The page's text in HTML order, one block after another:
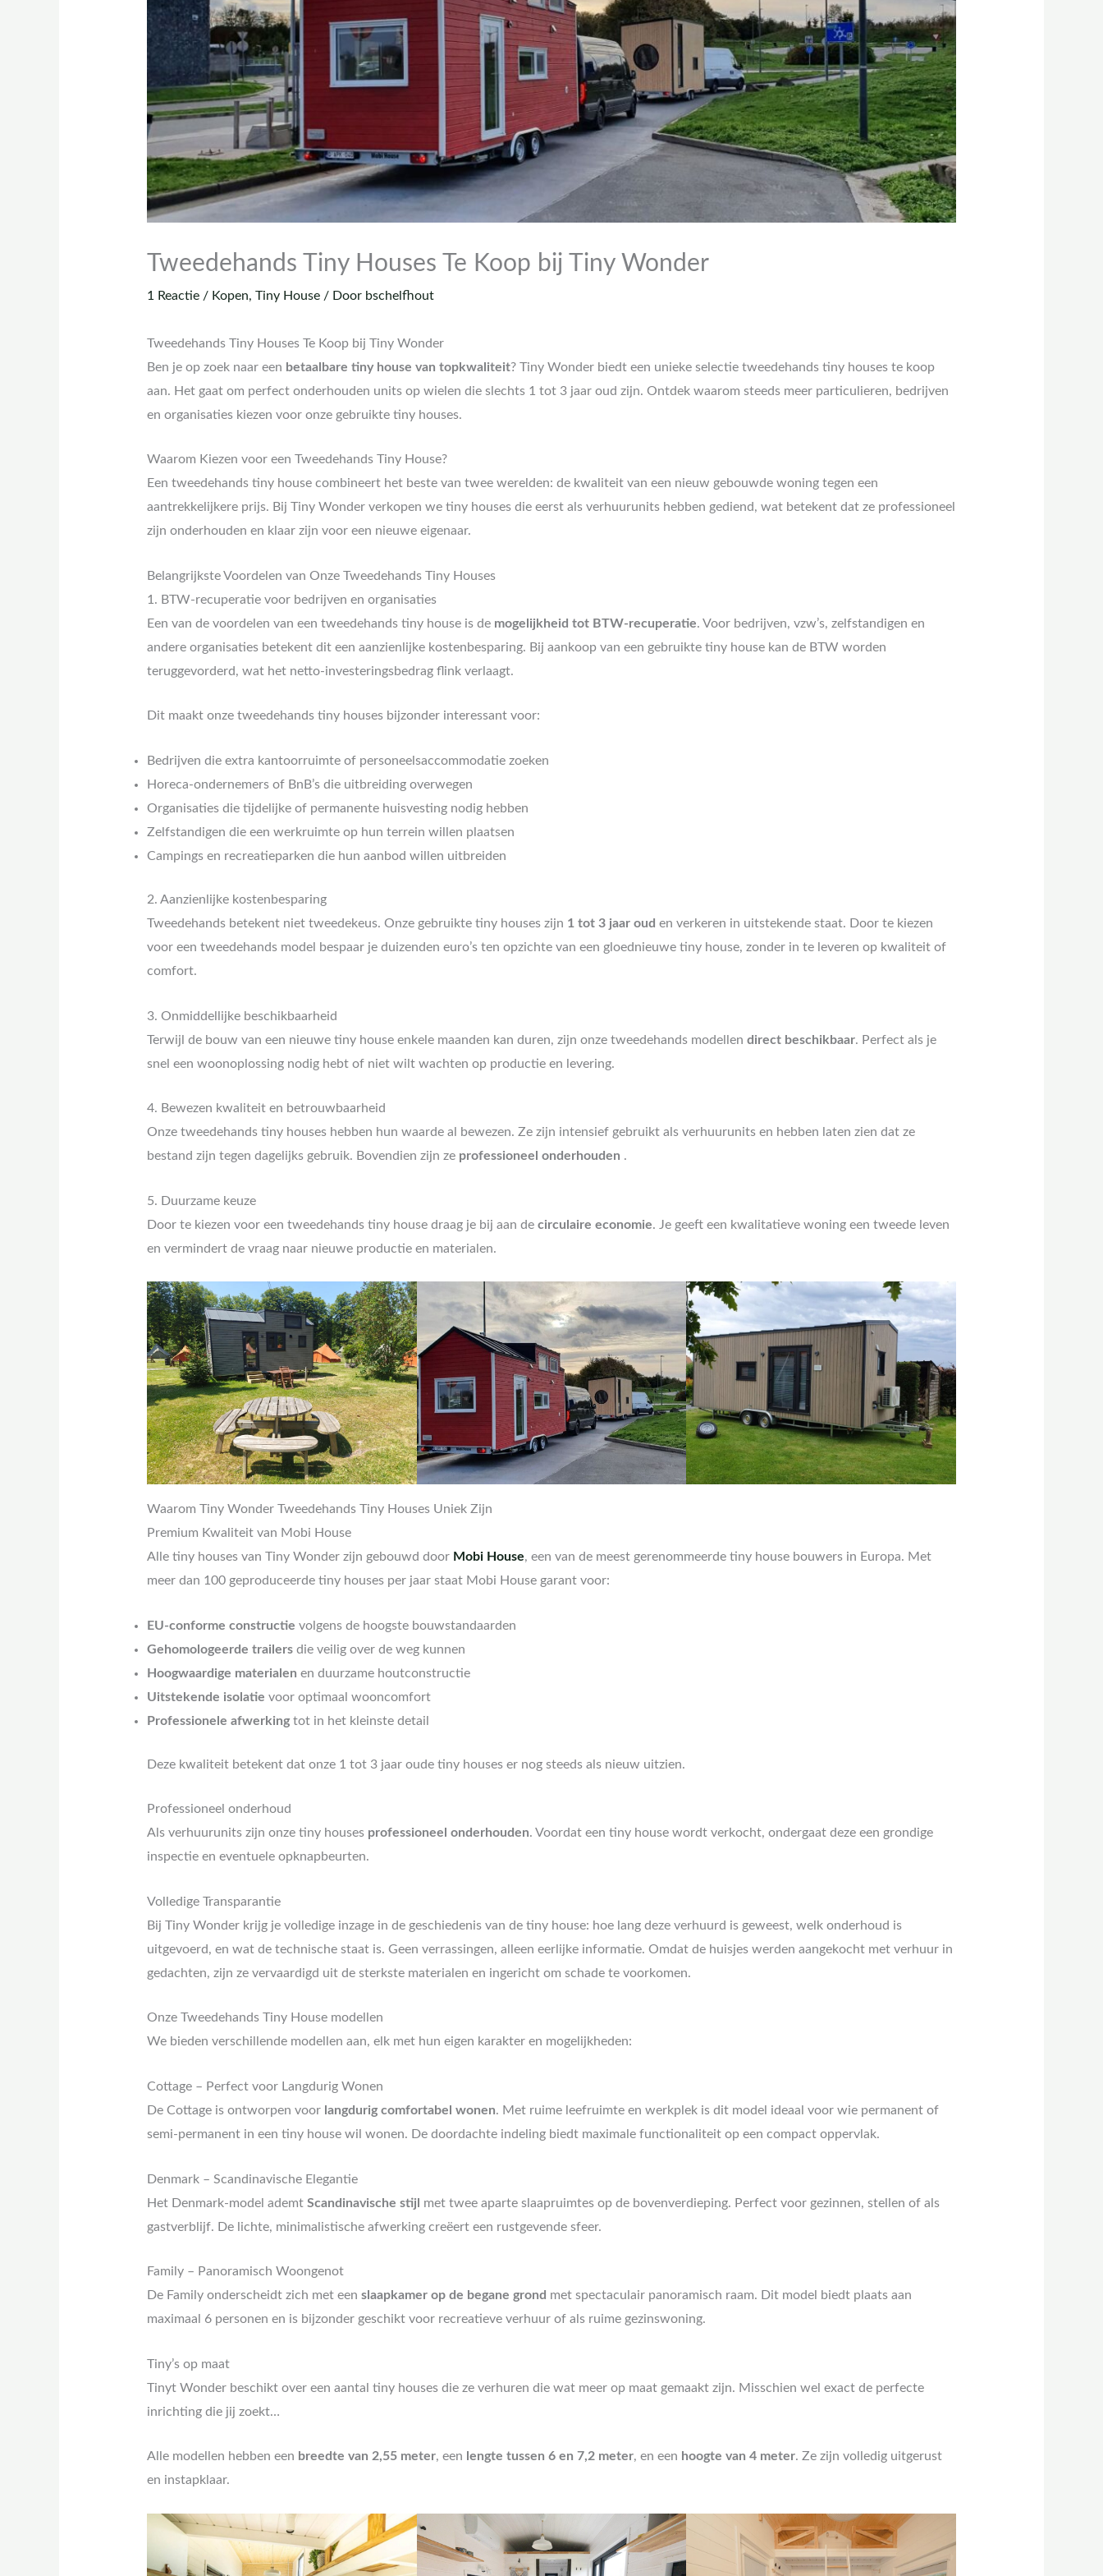
Tweedehands Tiny Houses Te Koop bij Tiny Wonder
1 Reactie / Kopen, Tiny House/ Door bschelfhout
Tweedehands Tiny Houses Te Koop bij Tiny Wonder
Ben je op zoek naar een betaalbare tiny house van topkwaliteit? Tiny Wonder biedt een unieke selectie tweedehands tiny houses te koop
aan. Het gaat om perfect onderhouden units op wielen die slechts 1 tot 3 jaar oud zijn. Ontdek waarom steeds meer particulieren, bedrijven
en organisaties kiezen voor onze gebruikte tiny houses.
Waarom Kiezen voor een Tweedehands Tiny House?
Een tweedehands tiny house combineert het beste van twee werelden: de kwaliteit van een nieuw gebouwde woning tegen een
aantrekkelijkere prijs. Bij Tiny Wonder verkopen we tiny houses die eerst als verhuurunits hebben gediend, wat betekent dat ze professioneel
zijn onderhouden en klaar zijn voor een nieuwe eigenaar.
Belangrijkste Voordelen van Onze Tweedehands Tiny Houses
1. BTW-recuperatie voor bedrijven en organisaties
Een van de voordelen van een tweedehands tiny house is de mogelijkheid tot BTW-recuperatie. Voor bedrijven, vzw’s, zelfstandigen en
andere organisaties betekent dit een aanzienlijke kostenbesparing. Bij aankoop van een gebruikte tiny house kan de BTW worden
teruggevorderd, wat het netto-investeringsbedrag flink verlaagt.
Dit maakt onze tweedehands tiny houses bijzonder interessant voor:
Bedrijven die extra kantoorruimte of personeelsaccommodatie zoeken
Horeca-ondernemers of BnB’s die uitbreiding overwegen
Organisaties die tijdelijke of permanente huisvesting nodig hebben
Zelfstandigen die een werkruimte op hun terrein willen plaatsen
Campings en recreatieparken die hun aanbod willen uitbreiden
2. Aanzienlijke kostenbesparing
Tweedehands betekent niet tweedekeus. Onze gebruikte tiny houses zijn 1 tot 3 jaar oud en verkeren in uitstekende staat. Door te kiezen
voor een tweedehands model bespaar je duizenden euro’s ten opzichte van een gloednieuwe tiny house, zonder in te leveren op kwaliteit of
comfort.
3. Onmiddellijke beschikbaarheid
Terwijl de bouw van een nieuwe tiny house enkele maanden kan duren, zijn onze tweedehands modellen direct beschikbaar. Perfect als je
snel een woonoplossing nodig hebt of niet wilt wachten op productie en levering.
4. Bewezen kwaliteit en betrouwbaarheid
Onze tweedehands tiny houses hebben hun waarde al bewezen. Ze zijn intensief gebruikt als verhuurunits en hebben laten zien dat ze
bestand zijn tegen dagelijks gebruik. Bovendien zijn ze professioneel onderhouden .
5. Duurzame keuze
Door te kiezen voor een tweedehands tiny house draag je bij aan de circulaire economie. Je geeft een kwalitatieve woning een tweede leven
en vermindert de vraag naar nieuwe productie en materialen.
Waarom Tiny Wonder Tweedehands Tiny Houses Uniek Zijn
Premium Kwaliteit van Mobi House
Alle tiny houses van Tiny Wonder zijn gebouwd door Mobi House, een van de meest gerenommeerde tiny house bouwers in Europa. Met
meer dan 100 geproduceerde tiny houses per jaar staat Mobi House garant voor:
EU-conforme constructie volgens de hoogste bouwstandaarden
Gehomologeerde trailersdie veilig over de weg kunnen
Hoogwaardige materialen en duurzame houtconstructie
Uitstekende isolatie voor optimaal wooncomfort
Professionele afwerkingtot in het kleinste detail
Deze kwaliteit betekent dat onze 1 tot 3 jaar oude tiny houses er nog steeds als nieuw uitzien.
Professioneel onderhoud
Als verhuurunits zijn onze tiny houses professioneel onderhouden. Voordat een tiny house wordt verkocht, ondergaat deze een grondige
inspectie en eventuele opknapbeurten.
Volledige Transparantie
Bij Tiny Wonder krijg je volledige inzage in de geschiedenis van de tiny house: hoe lang deze verhuurd is geweest, welk onderhoud is
uitgevoerd, en wat de technische staat is. Geen verrassingen, alleen eerlijke informatie. Omdat de huisjes werden aangekocht met verhuur in
gedachten, zijn ze vervaardigd uit de sterkste materialen en ingericht om schade te voorkomen.
Onze Tweedehands Tiny House modellen
We bieden verschillende modellen aan, elk met hun eigen karakter en mogelijkheden:
Cottage – Perfect voor Langdurig Wonen
De Cottage is ontworpen voor langdurig comfortabel wonen. Met ruime leefruimte en werkplek is dit model ideaal voor wie permanent of
semi-permanent in een tiny house wil wonen. De doordachte indeling biedt maximale functionaliteit op een compact oppervlak.
Denmark – Scandinavische Elegantie
Het Denmark-model ademt Scandinavische stijl
met twee aparte slaapruimtes op de bovenverdieping. Perfect voor gezinnen, stellen of als
gastverblijf. De lichte, minimalistische afwerking creëert een rustgevende sfeer.
Family – Panoramisch Woongenot
De Family onderscheidt zich met een slaapkamer op de begane grond met spectaculair panoramisch raam. Dit model biedt plaats aan
maximaal 6 personen en is bijzonder geschikt voor recreatieve verhuur of als ruime gezinswoning.
Tiny’s op maat
Tinyt Wonder beschikt over een aantal tiny houses die ze verhuren die wat meer op maat gemaakt zijn. Misschien wel exact de perfecte
inrichting die jij zoekt…
Alle modellen hebben een breedte van 2,55 meter, een lengte tussen 6 en 7,2 meter, en een hoogte van 4 meter. Ze zijn volledig uitgerust
en instapklaar.